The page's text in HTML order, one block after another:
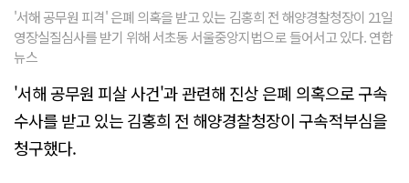
'서해 공무원 피격' 은폐 의혹을 받고 있는 김홍희 전 해양경찰청장이 21일
영장실질심사를 받기 위해 서초동 서울중앙지법으로 들어서고 있다. 연합
뉴스
'서해 공무원 피살 사건'과 관련해 진상 은폐 의혹으로 구속
수사를 받고 있는 김홍희 전 해양경찰청장이 구속적부심을
청구했다.